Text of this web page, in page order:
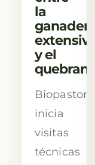
la
ganadería
extensiva
y el
Biopastoreo
inicia
visitas
técnicas